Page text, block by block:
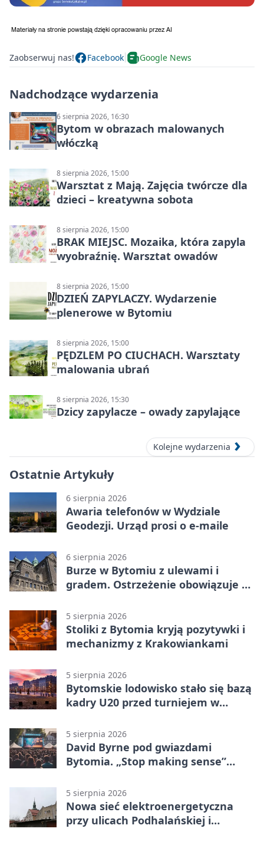
Zaobserwuj nas! Facebook Google News
Nadchodzące wydarzenia
6 sierpnia 2026, 16:30
Bytom w obrazach malowanych
włóczką
8 sierpnia 2026, 15:00
Warsztat z Mają. Zajęcia twórcze dla
dzieci – kreatywna sobota
8 sierpnia 2026, 15:00
BRAK MIEJSC. Mozaika, która zapyla
wyobraźnię. Warsztat owadów
8 sierpnia 2026, 15:00
DZIEŃ ZAPYLACZY. Wydarzenie
plenerowe w Bytomiu
8 sierpnia 2026, 15:00
PĘDZLEM PO CIUCHACH. Warsztaty
malowania ubrań
8 sierpnia 2026, 15:30
Dzicy zapylacze – owady zapylające
Kolejne wydarzenia
Ostatnie Artykuły
6 sierpnia 2026
Awaria telefonów w Wydziale
Geodezji. Urząd prosi o e-maile
6 sierpnia 2026
Burze w Bytomiu z ulewami i
gradem. Ostrzeżenie obowiązuje do
5 sierpnia 2026
Stoliki z Bytomia kryją pozytywki i
mechanizmy z Krakowiankami
5 sierpnia 2026
Bytomskie lodowisko stało się bazą
kadry U20 przed turniejem w
5 sierpnia 2026
David Byrne pod gwiazdami
Bytomia. „Stop making sense”
5 sierpnia 2026
Nowa sieć elektroenergetyczna
przy ulicach Podhalańskiej i